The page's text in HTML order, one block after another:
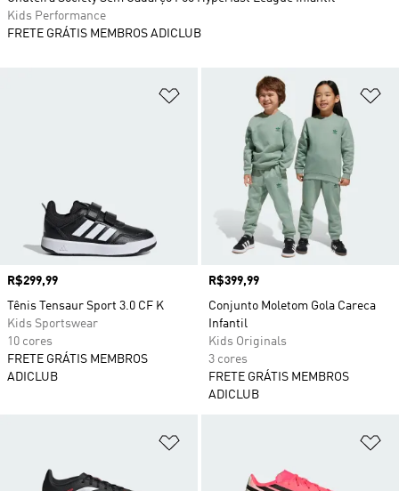
Adicionar à Lista de Desejos
Preço
R$299,99
Tênis Tensaur Sport 3.0 CF K
Kids Sportswear
10 cores
FRETE GRÁTIS MEMBROS
ADICLUB
Preço
R$399,99
Conjunto Moletom Gola Careca
Infantil
Kids Originals
3 cores
FRETE GRÁTIS MEMBROS
ADICLUB
Kids Performance
FRETE GRÁTIS MEMBROS ADICLUB